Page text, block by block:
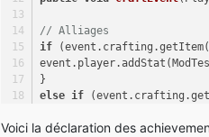
// Alliages
if
}
else if
}
Voici la déclaration des